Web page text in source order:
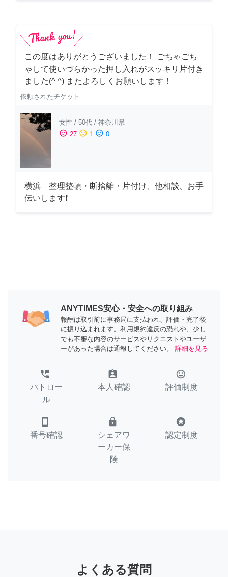
この度はありがとうございました！ ごちゃごち
ゃして使いづらかった押し入れがスッキリ片付き
ました(^ ^) またよろしくお願いします！
依頼されたチケット
女性 / 50代 / 神奈川県
sentiment_satisfied 27 sentiment_neutral 1 sentiment_dissatisfied 0
横浜 整理整頓・断捨離・片付け、他相談、お手
伝いします❗
ANYTIMES安心・安全への取り組み
報酬は取引前に事務局に支払われ、評価・完了後
に振り込まれます。利用規約違反の恐れや、少し
でも不審な内容のサービスやリクエストやユーザ
ーがあった場合は通報してください。
詳細を見る
perm_phone_msg
パトロー
ル
assignment_ind
本人確認
tag_faces
評価制度
smartphone
番号確認
lock
シェアワ
ーカー保
険
stars
認定制度
よくある質問